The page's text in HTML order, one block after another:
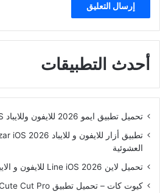
أحدث التطبيقات
تحميل تطبيق ايمو 2026 للايفون وللايباد imo iOS أخر إصدار
العشوئية
تحميل لاين Line iOS 2026 للايفون و الايباد Line اخر إصدار